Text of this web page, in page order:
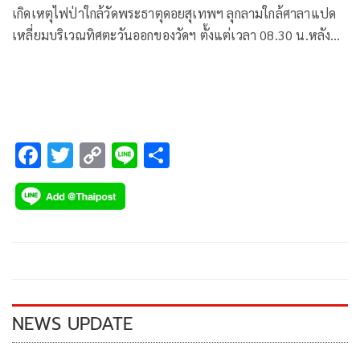
เกิดเหตุไฟป่าใกล้วัดพระธาตุดอยสุเทพฯ ลุกลามใกล้ศาลาแปด
เหลี่ยมบริเวณทิศตะวันออกของวัดฯ ตั้งแต่เวลา 08.30 น.หลังชุด
F
ac
e
k
T
wi
tt
C
o
p
k
Li
NEWS UPDATE